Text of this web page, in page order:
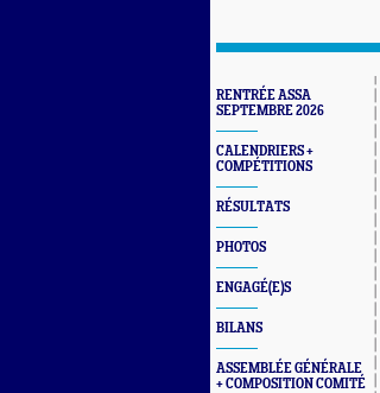
RENTRÉE ASSA
SEPTEMBRE 2026
CALENDRIERS +
COMPÉTITIONS
RÉSULTATS
PHOTOS
ENGAGÉ(E)S
BILANS
ASSEMBLÉE GÉNÉRALE
+ COMPOSITION COMITÉ